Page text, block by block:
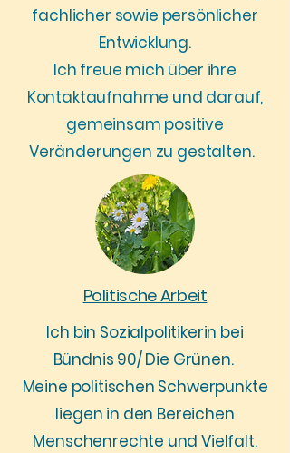
fachlicher sowie persönlicher
Entwicklung.
Ich freue mich über ihre
Kontaktaufnahme und darauf,
gemeinsam positive
Veränderungen zu gestalten.
Politische Arbeit
Ich bin Sozialpolitikerin bei
Bündnis 90/ Die Grünen.
Meine politischen Schwerpunkte
liegen in den Bereichen
Menschenrechte und Vielfalt.